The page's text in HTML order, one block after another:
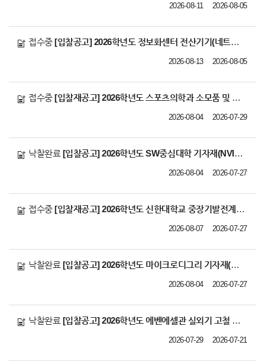
2026-08-05
2026-08-11
접수중 [입찰공고] 2026학년도 정보화센터 전산기기(네트워크 스위치) 납품 업체 선정
2026-08-05
2026-08-13
접수중 [입찰재공고] 2026학년도 스포츠의학과 소모품 및 기자재 납품 업체 선정
2026-07-29
2026-08-04
낙찰완료 [입찰공고] 2026학년도 SW중심대학 기자재(NVIDIA Nano Developer ki
2026-07-27
2026-08-04
접수중 [입찰재공고] 2026학년도 신한대학교 중장기발전계획 수립 컨설팅 용역 업체 선정
2026-07-27
2026-08-07
낙찰완료 [입찰공고] 2026학년도 마이크로디그리 기자재(노트북 등 2건) 납품 업체 선정
2026-07-27
2026-08-04
낙찰완료 [입찰공고] 2026학년도 에벤에셀관 실외기 고철 매각 업체 선정
2026-07-21
2026-07-29